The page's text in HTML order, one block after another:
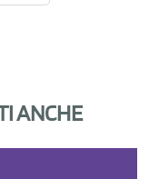
ANCHE